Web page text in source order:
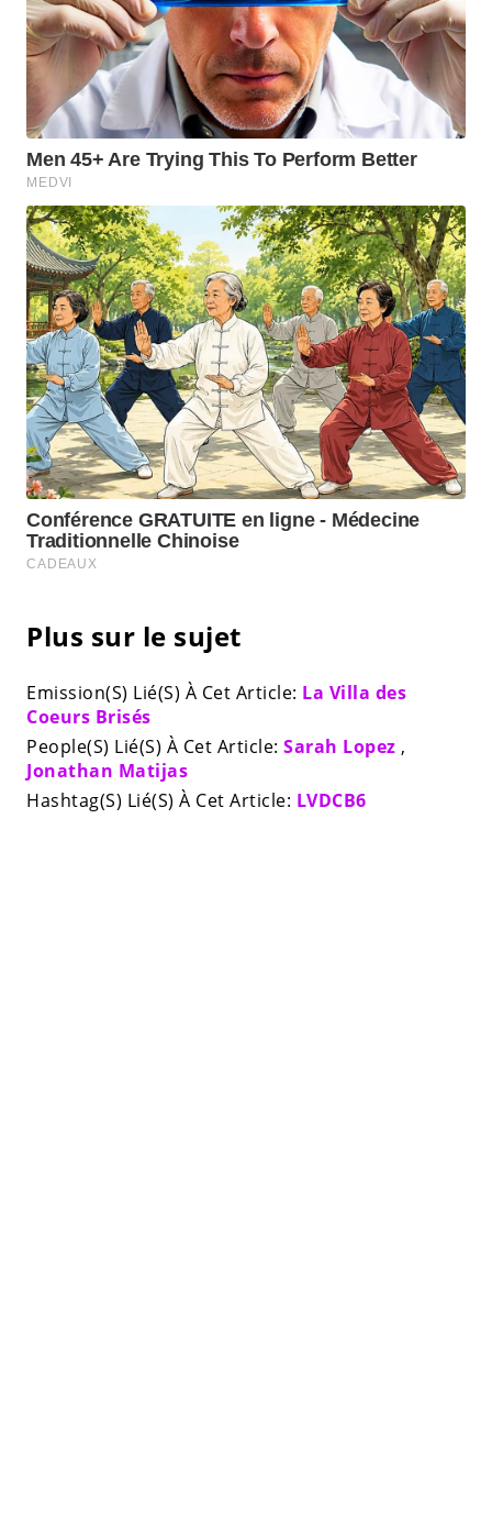
Plus sur le sujet
Emission(S) Lié(S) À Cet Article: La Villa des
Coeurs Brisés
People(S) Lié(S) À Cet Article: Sarah Lopez ,
Jonathan Matijas
Hashtag(S) Lié(S) À Cet Article: LVDCB6